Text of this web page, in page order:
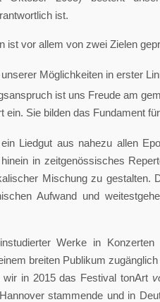
ist.
ist vor allem von zwei Zielen
Möglichkeiten in erster
ist uns Freude am
ein. Sie bilden das Fundament
Liedgut aus nahezu allen
in zeitgenössisches
Mischung zu gestalten.
Aufwand und
Werke in
breiten Publikum
in 2015 das Festival tonArt
stammende und in